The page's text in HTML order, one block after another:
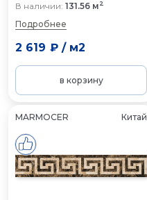
В наличии: 131.56 м2
Подробнее
2 619 ₽/ м2
в корзину
MARMOCER Китай